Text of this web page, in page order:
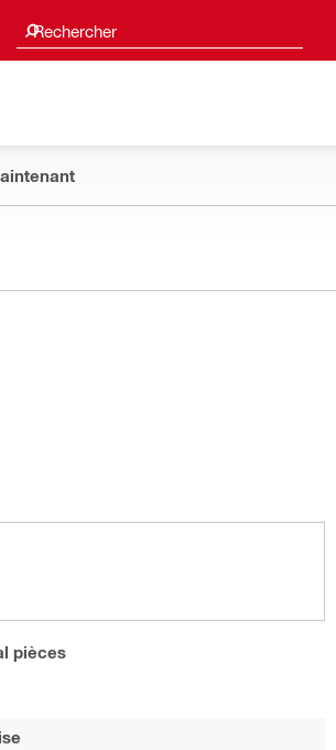
Rechercher
Suggestions de recherche
pièces